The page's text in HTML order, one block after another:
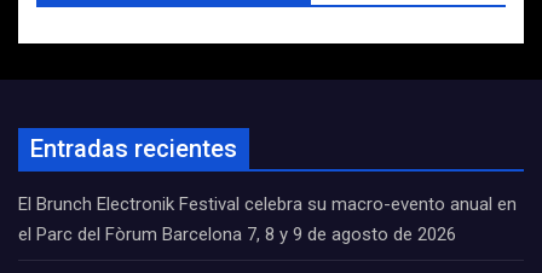
Entradas recientes
El Brunch Electronik Festival celebra su macro-evento anual en
el Parc del Fòrum Barcelona 7, 8 y 9 de agosto de 2026